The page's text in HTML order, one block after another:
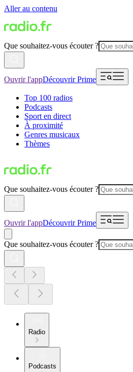
Aller au contenu
Que souhaitez-vous écouter ?
Ouvrir l'appDécouvrir Prime
Top 100 radios
Podcasts
Sport en direct
À proximité
Genres musicaux
Thèmes
Que souhaitez-vous écouter ?
Ouvrir l'appDécouvrir Prime
Que souhaitez-vous écouter ?
Radio
Podcasts